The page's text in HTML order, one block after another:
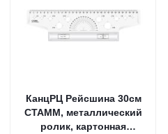
КанцРЦ Рейсшина 30см
СТАММ, металлический
ролик, картонная